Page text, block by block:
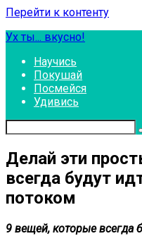
Перейти к контенту
Ух ты... вкусно!
Научись
Покушай
Посмейся
Удивись
Делай эти
всегда будут
потоком
9 вещей, которые всегда